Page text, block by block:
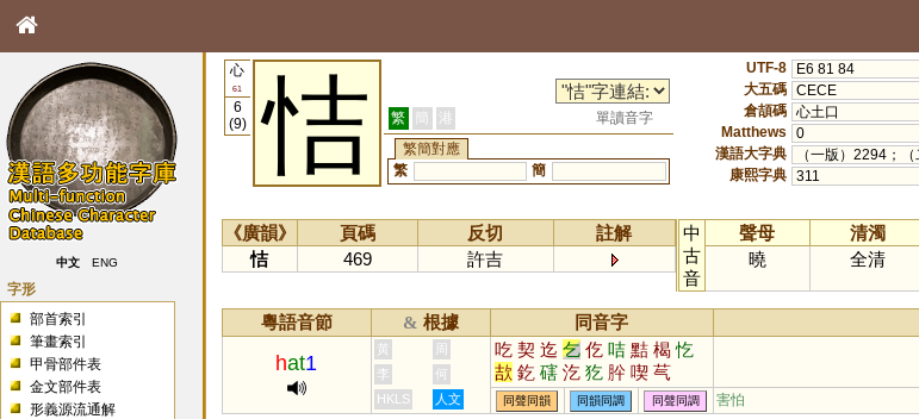
中文 ENG
字形
部首索引
筆畫索引
甲骨部件表
金文部件表
形義源流通解
心
61
6
(9)
恄 繁 簡 港
單讀音字
繁簡對應
繁
簡
UTF-8
E6 81 84
大五碼 CECE
倉頡碼 心土口
Matthews
0
漢語大字典
（一版）2294；
康熙字典 311
《廣韻》 頁碼 反切
註解
恄
469 許吉
中
古
音
聲母 清濁
曉
全清
粵語音節 & 根據 同音字
hat1
黃 周 吃 契 迄 乞 仡 咭 黠 楬 忔
欯 釳 磍 汔 犵 肸 喫 芞
李
何
HKLS
人文 同聲同韻 同韻同調 同聲同調 害怕